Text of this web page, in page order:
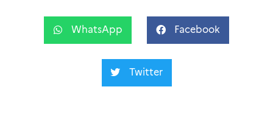
WhatsApp Facebook
Twitter